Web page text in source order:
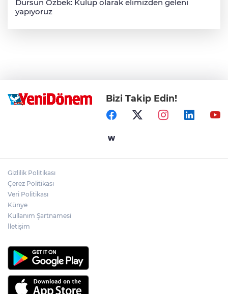
Dursun Özbek: Kulüp olarak elimizden geleni
yapıyoruz
Bizi Takip Edin!
Gizlilik Politikası
Çerez Politikası
Veri Politikası
Künye
Kullanım Şartnamesi
İletişim